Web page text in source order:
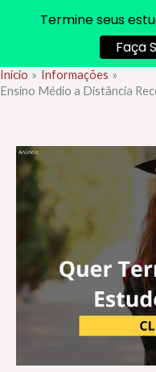
Ir
para
Início
Informações
Ensino Médio a Distância
Termine seus
Faça